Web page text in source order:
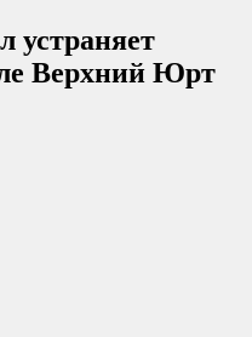
устраняет
Верхний Юрт